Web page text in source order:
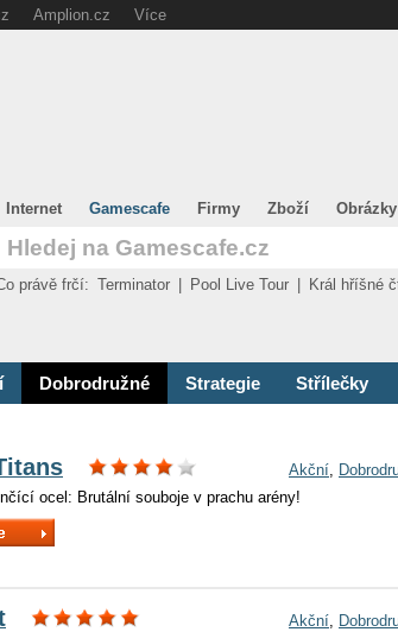
Dobrodružné Strategie Střílečky
Akční,
ocel: Brutální souboje v prachu arény!
Akční,
Internet Gamescafe Firmy Zboží Obrázky
právě frčí: Terminator Pool Live Tour Král hříšné
Amplion.cz Více